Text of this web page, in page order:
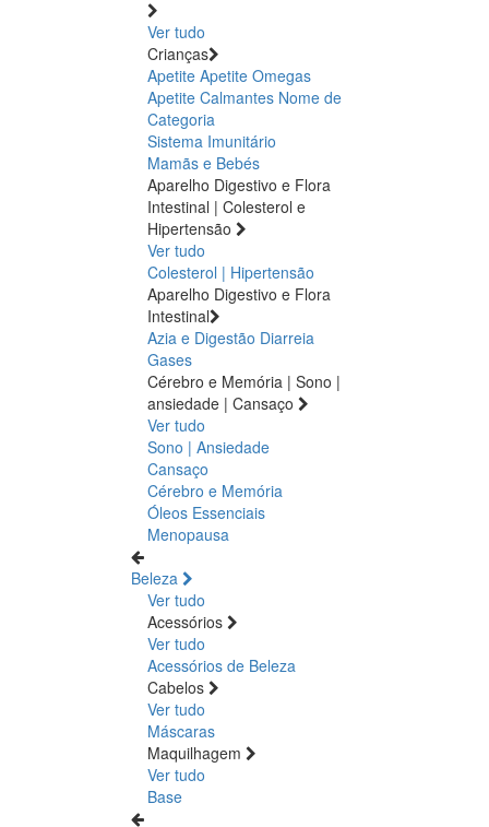
Ver tudo
Crianças
Apetite Apetite Omegas
Apetite Calmantes Nome de
Categoria
Sistema Imunitário
Mamãs e Bebés
Aparelho Digestivo e Flora
Intestinal | Colesterol e
Hipertensão
Ver tudo
Colesterol | Hipertensão
Aparelho Digestivo e Flora
Intestinal
Azia e Digestão Diarreia
Gases
Cérebro e Memória | Sono |
ansiedade | Cansaço
Ver tudo
Sono | Ansiedade
Cansaço
Cérebro e Memória
Óleos Essenciais
Menopausa
Beleza
Ver tudo
Acessórios
Ver tudo
Acessórios de Beleza
Cabelos
Ver tudo
Máscaras
Maquilhagem
Ver tudo
Base